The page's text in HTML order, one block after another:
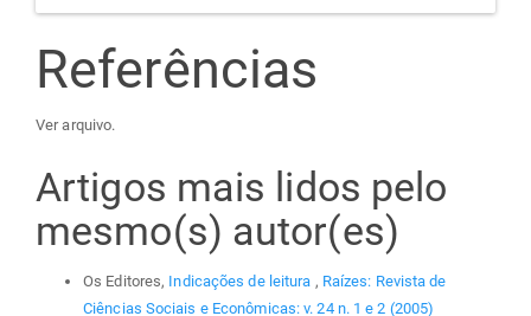
Referências
Ver arquivo.
Artigos mais lidos pelo
mesmo(s) autor(es)
Os Editores, Indicações de leitura , Raízes: Revista de
Ciências Sociais e Econômicas: v. 24 n. 1 e 2 (2005)